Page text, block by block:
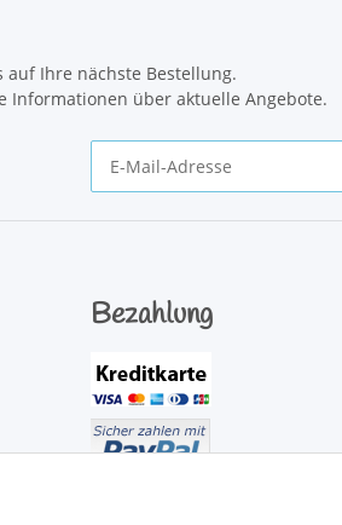
auf Ihre nächste Bestellung.
Informationen über aktuelle Angebote.
Bezahlung